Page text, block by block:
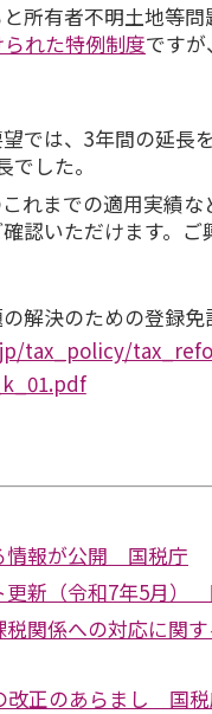
所有者不明土地等問
れた特例制度ですが、
では、3年間の延長
した。
れまでの適用実績
認いただけます。
解決のための登録免
tax_policy/
情報が公開 国税庁
更新（令和7年5月）
税関係への対応に関
改正のあらまし 国